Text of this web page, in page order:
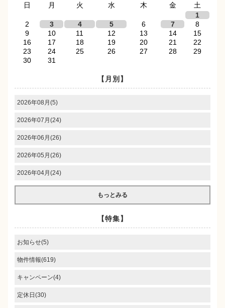
日
月 火 水 木 金
土
1
2
3 4 5 6 7
8
9
10 11 12 13 14
15
16
17 18 19 20 21
22
23
24 25 26 27 28
29
30
31
【月別】
2026年08月(5)
2026年07月(24)
2026年06月(26)
2026年05月(26)
2026年04月(24)
もっとみる
【特集】
お知らせ(5)
物件情報(619)
キャンペーン(4)
定休日(30)